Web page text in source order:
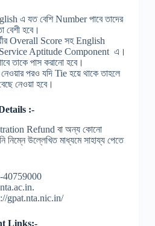
এ যত বেশি Number পাবে তাদের
হবে।
Overall Score সহ English
Aptitude Component এ।
তাকে পাস করানো হবে।
পরও যদি Tie হয়ে থাকে তাহলে
নেওয়া হবে।
:-
Refund বা অন্য কোনো
উল্লেখিত মাধ্যমে সাহায্য পেতে
40759000
gpat.nta.nic.in/
Links:-